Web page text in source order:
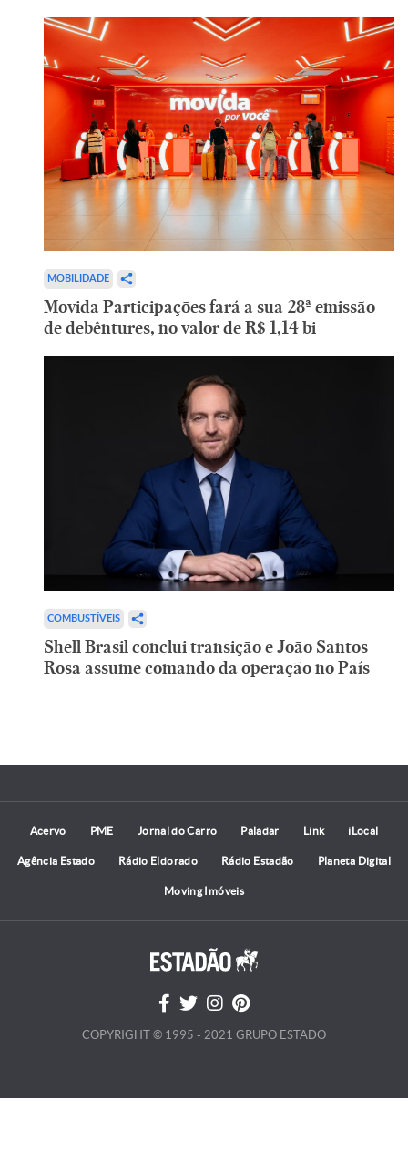
MOBILIDADE
Movida Participações fará a sua 28ª emissão
de debêntures, no valor de R$ 1,14 bi
COMBUSTÍVEIS
Shell Brasil conclui transição e João Santos
Rosa assume comando da operação no País
Acervo PME Jornal do Carro Paladar Link iLocal
Agência Estado Rádio Eldorado Rádio Estadão Planeta Digital
Moving Imóveis
COPYRIGHT © 1995 - 2021 GRUPO ESTADO